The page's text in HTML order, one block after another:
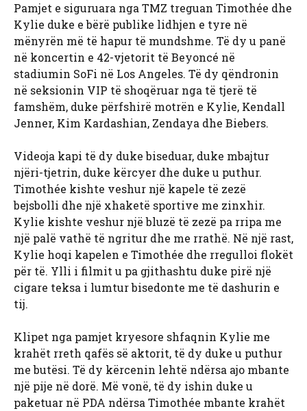
Pamjet e siguruara nga TMZ treguan Timothée dhe
Kylie duke e bërë publike lidhjen e tyre në
mënyrën më të hapur të mundshme. Të dy u panë
në koncertin e 42-vjetorit të Beyoncé në
stadiumin SoFi në Los Angeles. Të dy qëndronin
në seksionin VIP të shoqëruar nga të tjerë të
famshëm, duke përfshirë motrën e Kylie, Kendall
Jenner, Kim Kardashian, Zendaya dhe Biebers.
Videoja kapi të dy duke biseduar, duke mbajtur
njëri-tjetrin, duke kërcyer dhe duke u puthur.
Timothée kishte veshur një kapele të zezë
bejsbolli dhe një xhaketë sportive me zinxhir.
Kylie kishte veshur një bluzë të zezë pa rripa me
një palë vathë të ngritur dhe me rrathë. Në një rast,
Kylie hoqi kapelen e Timothée dhe rregulloi flokët
për të. Ylli i filmit u pa gjithashtu duke pirë një
cigare teksa i lumtur bisedonte me të dashurin e
tij.
Klipet nga pamjet kryesore shfaqnin Kylie me
krahët rreth qafës së aktorit, të dy duke u puthur
me butësi. Të dy kërcenin lehtë ndërsa ajo mbante
një pije në dorë. Më vonë, të dy ishin duke u
paketuar në PDA ndërsa Timothée mbante krahët